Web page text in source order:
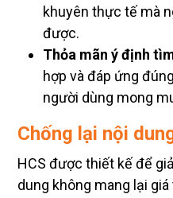
khuyên thực tế mà
được.
Thỏa mãn ý định
hợp và đáp ứng
người dùng mong
Chống lại nội
HCS được thiết kế để
dung không mang lại